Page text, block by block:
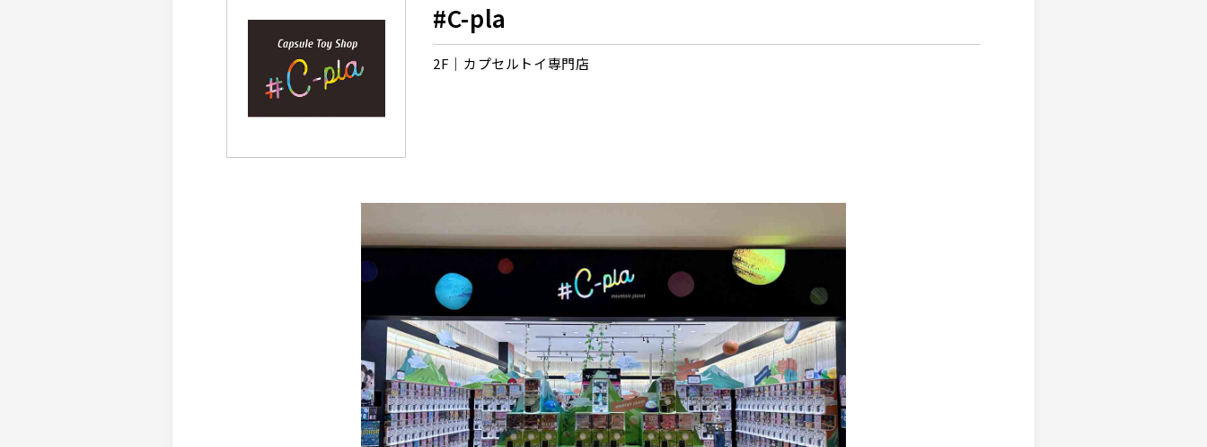
#C-pla
2F カプセルトイ専門店